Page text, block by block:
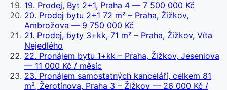
19. Prodej, Byt 2+1, Praha 4 — 7 500 000 Kč
20. Prodej bytu 2+1 72 m² – Praha, Žižkov,
Ambrožova — 9 750 000 Kč
21. Prodej, byty 3+kk, 71 m² – Praha, Žižkov, Víta
Nejedlého
22. Pronájem bytu 1+kk – Praha, Žižkov, Jeseniova
— 11 000 Kč / měsíc
23. Pronájem samostatných kanceláří, celkem 81
m², Žerotínova, Praha 3 – Žižkov — 26 000 Kč /